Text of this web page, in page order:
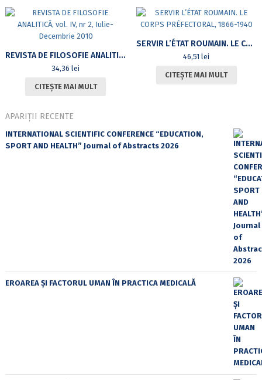
10.05.2019
REVISTA DE FILOSOFIE ANALITICĂ, VOL. IV, NR 2, IULIE-DECEMBRIE 2010
34,36lei
CITEȘTE MAI MULT
SERVIR L’ÉTAT ROUMAIN. LE CORPS PRÉFECTORAL, 1866-1940
46,51lei
CITEȘTE MAI MULT
APARIȚII RECENTE
INTERNATIONAL SCIENTIFIC CONFERENCE “EDUCATION,
SPORT AND HEALTH” Journal of Abstracts 2026
EROAREA ȘI FACTORUL UMAN ÎN PRACTICA MEDICALĂ